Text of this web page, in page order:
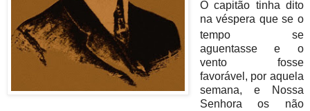
O capitão tinha dito
na véspera que se o
tempo se
aguentasse e o
vento fosse
favorável, por aquela
semana, e Nossa
Senhora os não